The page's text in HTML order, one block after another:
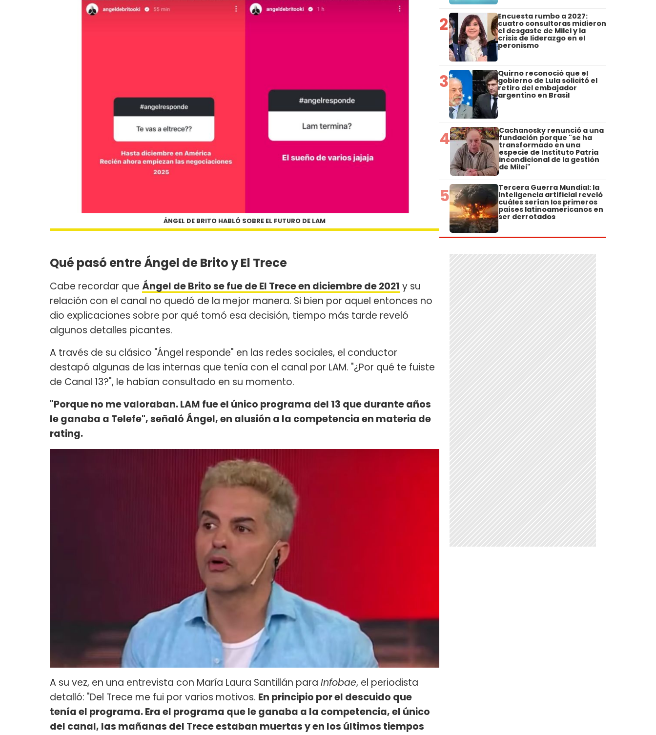
ÁNGEL DE BRITO HABLÓ SOBRE EL FUTURO DE LAM
Qué pasó entre Ángel de Brito y El Trece
Cabe recordar que Ángel de Brito se fue de El Trece en diciembre de 2021 y su
relación con el canal no quedó de la mejor manera. Si bien por aquel entonces no
dio explicaciones sobre por qué tomó esa decisión, tiempo más tarde reveló
algunos detalles picantes.
A través de su clásico "Ángel responde" en las redes sociales, el conductor
destapó algunas de las internas que tenía con el canal por LAM. "¿Por qué te fuiste
de Canal 13?", le habían consultado en su momento.
"Porque no me valoraban. LAM fue el único programa del 13 que durante años
le ganaba a Telefe", señaló Ángel, en alusión a la competencia en materia de
rating.
A su vez, en una entrevista con María Laura Santillán para Infobae, el periodista
detalló: "Del Trece me fui por varios motivos. En principio por el descuido que
tenía el programa. Era el programa que le ganaba a la competencia, el único
del canal, las mañanas del Trece estaban muertas y en los últimos tiempos
2 Encuesta rumbo a 2027:
cuatro consultoras midieron
el desgaste de Milei y la
crisis de liderazgo en el
peronismo
3 Quirno reconoció que el
gobierno de Lula solicitó el
retiro del embajador
argentino en Brasil
4 Cachanosky renunció a una
fundación porque "se ha
transformado en una
especie de Instituto Patria
incondicional de la gestión
de Milei"
5 Tercera Guerra Mundial: la
inteligencia artificial reveló
cuáles serían los primeros
países latinoamericanos en
ser derrotados